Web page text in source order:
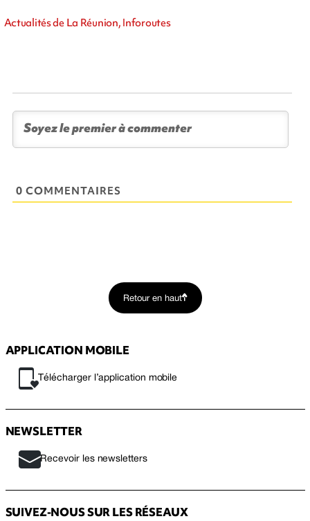
Actualités de La Réunion, Inforoutes
0 COMMENTAIRES
Retour en haut
APPLICATION MOBILE
Télécharger l’application mobile
NEWSLETTER
Recevoir les newsletters
SUIVEZ-NOUS SUR LES RÉSEAUX